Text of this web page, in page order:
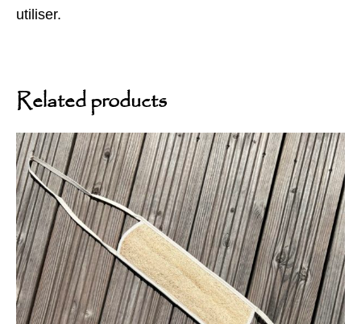
utiliser.
Related products